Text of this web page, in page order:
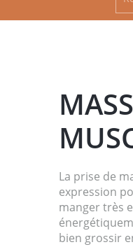
La prise de
expression
manger très
bien grossir